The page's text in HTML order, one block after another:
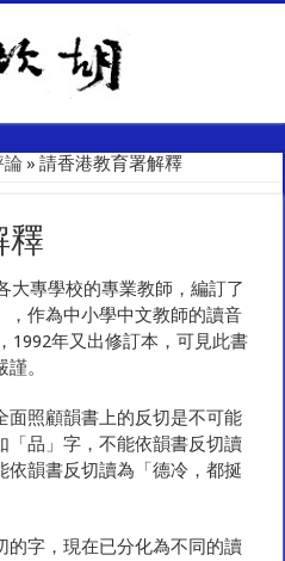
論 » 請香港教育署解釋
釋
大專學校的專業教師，編訂了
，作為中小學中文教師的讀音
1992年又出修訂本，可見此書
。
面照顧韻書上的反切是不可能
「品」字，不能依韻書反切讀
依韻書反切讀為「德冷，都挻
的字，現在已分化為不同的讀